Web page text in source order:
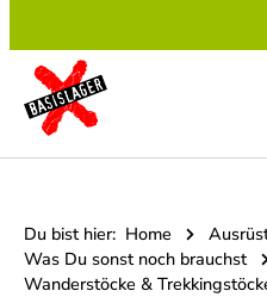
Du bist hier: Home
Was Du sonst noch brauchst
Wanderstöcke &